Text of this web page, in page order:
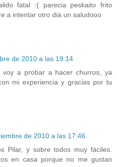
fatal :( parecia peskaito frito
a intentar otro dia un saludooo
de 2010 a las 19:14
a probar a hacer churros, ya
mi experiencia y gracias por tu
de 2010 a las 17:46
Pilar, y sobre todos muy fáciles.
en casa porque no me gustan